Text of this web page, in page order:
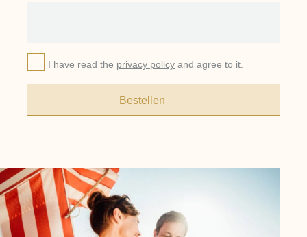
I have read the privacy policy and agree to it.
Bestellen